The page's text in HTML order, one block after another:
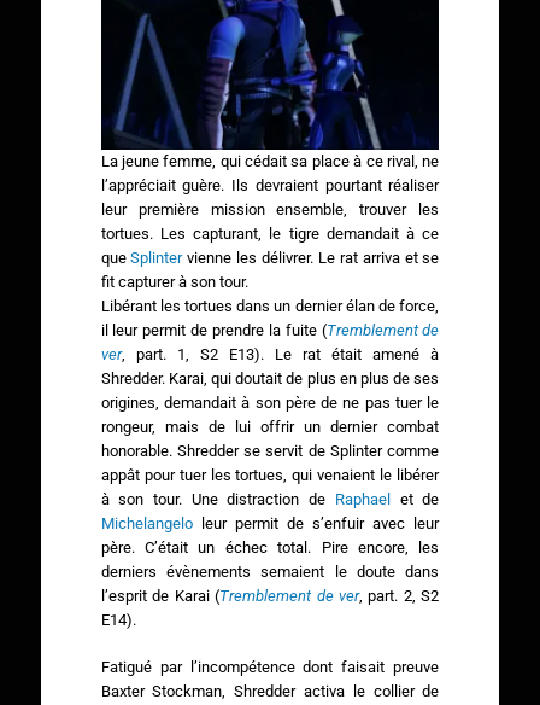
La jeune femme, qui cédait sa place à ce rival, ne
l’appréciait guère. Ils devraient pourtant réaliser
leur première mission ensemble, trouver les
tortues. Les capturant, le tigre demandait à ce
queSplintervienne les délivrer. Le rat arriva et se
fit capturer à son tour.
Libérant les tortues dans un dernier élan de force,
il leur permit de prendre la fuite (Tremblement de
ver, part. 1, S2 E13). Le rat était amené à
Shredder. Karai, qui doutait de plus en plus de ses
origines, demandait à son père de ne pas tuer le
rongeur, mais de lui offrir un dernier combat
honorable. Shredder se servit de Splinter comme
appât pour tuer les tortues, qui venaient le libérer
à son tour. Une distraction de Raphaelet de
Michelangeloleur permit de s’enfuir avec leur
père. C’était un échec total. Pire encore, les
derniers évènements semaient le doute dans
l’esprit de Karai (Tremblement de ver, part. 2, S2
E14).
Fatigué par l’incompétence dont faisait preuve
Baxter Stockman, Shredder activa le collier de